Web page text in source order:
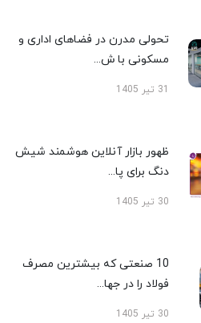
تحولی مدرن در فضاهای اداری و
مسکونی با ش...
31 تیر 1405
ظهور بازار آنلاین هوشمند شیش
دنگ برای پا...
30 تیر 1405
10 صنعتی که بیشترین مصرف
فولاد را در جها...
30 تیر 1405